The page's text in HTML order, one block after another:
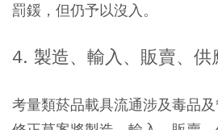
罰鍰，但仍予以沒入。
4. 製造、輸入、販賣、供
考量類菸品載具流通涉及毒品及